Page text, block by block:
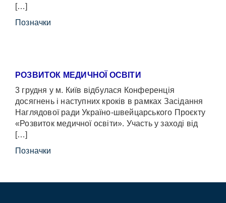
[…]
Позначки
РОЗВИТОК МЕДИЧНОЇ ОСВІТИ
3 грудня у м. Київ відбулася Конференція
досягнень і наступних кроків в рамках Засідання
Наглядової ради Україно-швейцарського Проєкту
«Розвиток медичної освіти». Участь у заході від
[…]
Позначки